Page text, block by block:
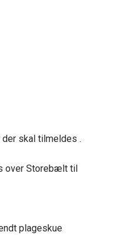
skal tilmeldes .
over Storebælt til
plageskue